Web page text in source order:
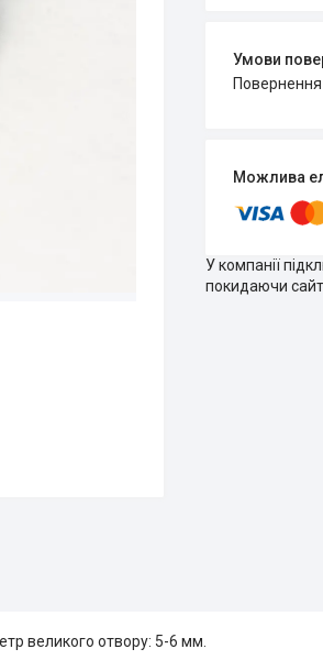
У компанії
покидаючи
великого отвору: 5-6 мм.